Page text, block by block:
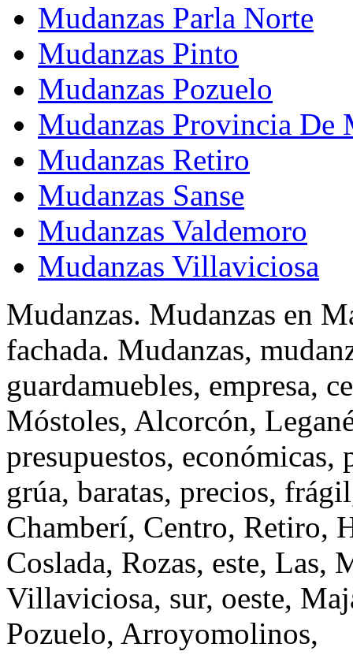
Mudanzas Parla Norte
Mudanzas Pinto
Mudanzas Pozuelo
Mudanzas Provincia De
Mudanzas Retiro
Mudanzas Sanse
Mudanzas Valdemoro
Mudanzas Villaviciosa
Mudanzas. Mudanzas en
fachada. Mudanzas,
guardamuebles, empresa,
Móstoles, Alcorcón,
presupuestos,
grúa, baratas, precios,
Chamberí, Centro, Retiro,
Coslada, Rozas, este, Las,
Villaviciosa, sur, oeste,
Pozuelo, Arroyomolinos,